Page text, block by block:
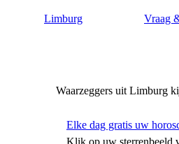
Limburg Vraag
Waarzeggers uit Limburg
Elke dag gratis uw
Klik op uw sterrenbeeld